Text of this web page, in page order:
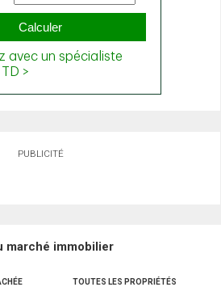
PUBLICITÉ
marché immobilier
TOUTES LES PROPRIÉTÉS